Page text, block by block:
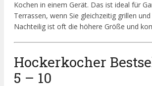
Kochen in einem Gerät. Das ist ideal für
Terrassen, wenn Sie gleichzeitig grillen
Nachteilig ist oft die höhere Größe und
Hockerkocher
5 – 10